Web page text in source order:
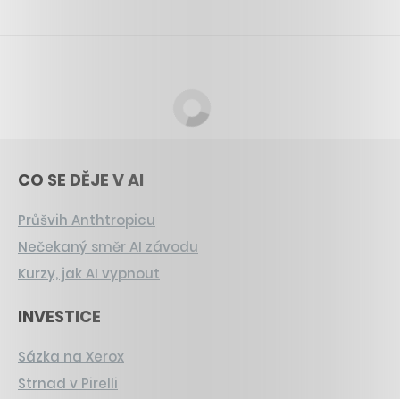
CO SE DĚJE V AI
Průšvih Anthtropicu
Nečekaný směr AI závodu
Kurzy, jak AI vypnout
INVESTICE
Sázka na Xerox
Strnad v Pirelli